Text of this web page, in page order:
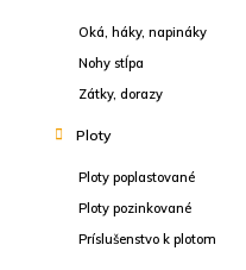
Oká, háky, napináky
Nohy stĺpa
Zátky, dorazy
Ploty
Ploty poplastované
Ploty pozinkované
Príslušenstvo k plotom